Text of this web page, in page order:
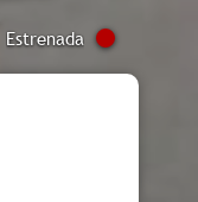
Estrenada